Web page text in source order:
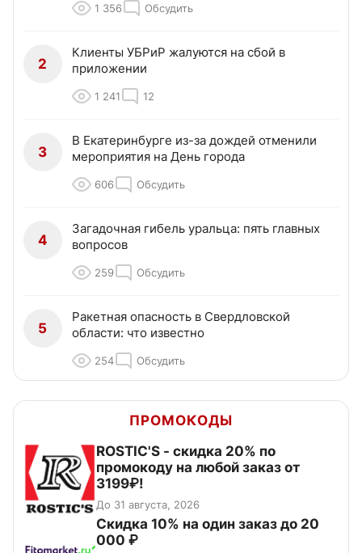
1 356 Обсудить
2
Клиенты УБРиР жалуются на сбой в
приложении
1 241 12
3
В Екатеринбурге из-за дождей отменили
мероприятия на День города
606 Обсудить
4
Загадочная гибель уральца: пять главных
вопросов
259 Обсудить
5
Ракетная опасность в Свердловской
области: что известно
254 Обсудить
ПРОМОКОДЫ
ROSTIC'S - скидка 20% по
промокоду на любой заказ от
3199₽!
До 31 августа, 2026
Скидка 10% на один заказ до 20
000 ₽